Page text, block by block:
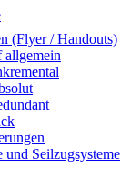
(Flyer / Handouts)
allgemein
und Seilzugsysteme